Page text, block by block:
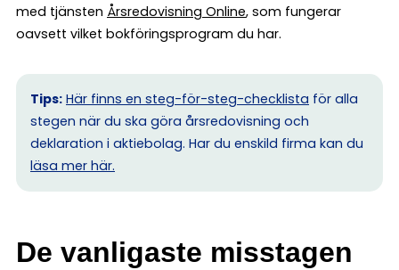
med tjänsten Årsredovisning Online, som fungerar
oavsett vilket bokföringsprogram du har.
Tips: Här finns en steg-för-steg-checklista för alla
stegen när du ska göra årsredovisning och
deklaration i aktiebolag. Har du enskild firma kan du
läsa mer här.
De vanligaste misstagen